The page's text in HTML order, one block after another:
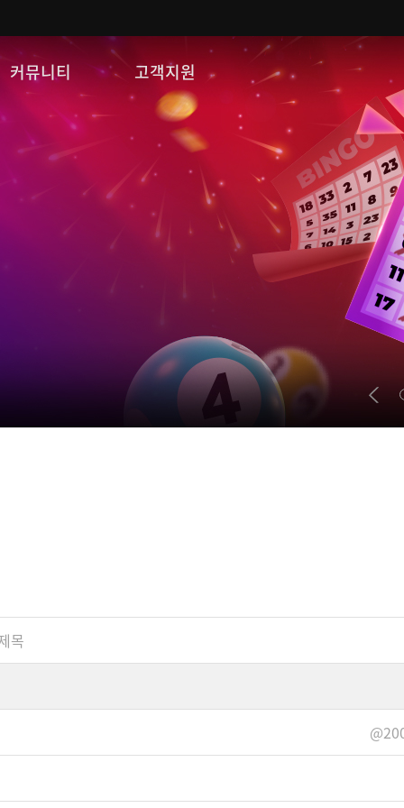
커뮤니티
자유게시판
이미지게시판
공략 게시판
고객지원
FAQ
쿠폰등록
목